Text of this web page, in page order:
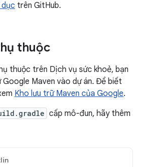
trên GitHub.
thuộc
thuộc trên Dịch vụ sức khoẻ, bạn
Maven vào dự án. Để biết
Kho lưu trữ Maven của Google.
cấp mô-đun, hãy thêm